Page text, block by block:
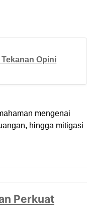
Opini
mengenai
hingga mitigasi
Perkuat